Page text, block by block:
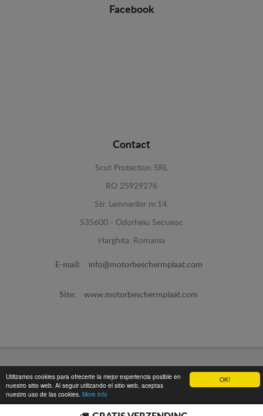
OK!
Utilizamos cookies para ofrecerte la mejor experiencia posible en
nuestro sitio web. Al seguir utilizando el sitio web, aceptas
nuestro uso de las cookies. More info
Facebook
Contact
Scut Protection SRL
RO 25929276
Str. Lemnarilor nr.14.
535600 - Odorheiu Secuiesc
Harghita, Romania
E-mail: info@motorbeschermplaat.com
Site: www.motorbeschermplaat.com